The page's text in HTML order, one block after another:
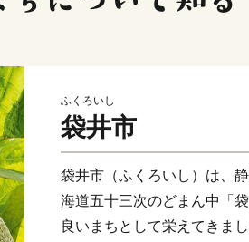
ふくろいし
袋井市
袋井市（ふくろいし）は、
海道五十三次のどまん中「
良いまちとして栄えてきま